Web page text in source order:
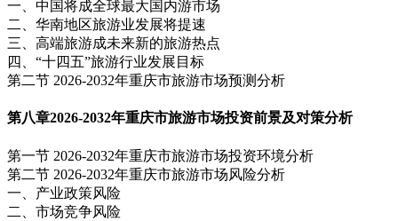
一、中国将成全球最大国内游市场
二、华南地区旅游业发展将提速
三、高端旅游成未来新的旅游热点
四、“十四五”旅游行业发展目标
第二节 2026-2032年重庆市旅游市场预测分析
第八章2026-2032年重庆市旅游市场投资前景及对策分析
第一节 2026-2032年重庆市旅游市场投资环境分析
第二节 2026-2032年重庆市旅游市场风险分析
一、产业政策风险
二、市场竞争风险